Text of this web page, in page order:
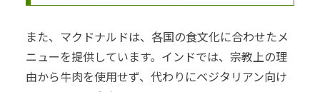
また、マクドナルドは、各国の食文化に合わせたメ
ニューを提供しています。インドでは、宗教上の理
由から牛肉を使用せず、代わりにベジタリアン向け